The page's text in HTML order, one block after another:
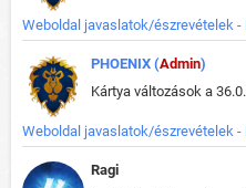
Weboldal javaslatok/észrevételek -
PHOENIX (Admin)
Weboldal javaslatok/észrevételek -
Ragi